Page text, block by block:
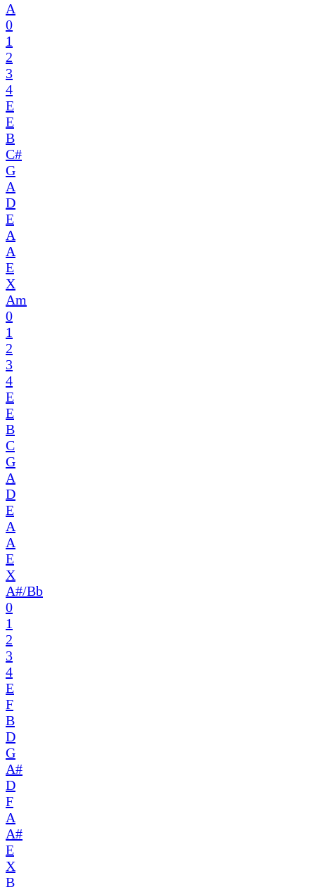
A
0
1
2
3
4
E
E
B
C#
G
A
D
E
A
A
E
X
Am
0
1
2
3
4
E
E
B
C
G
A
D
E
A
A
E
X
A#/Bb
0
1
2
3
4
E
F
B
D
G
A#
D
F
A
A#
E
X
B